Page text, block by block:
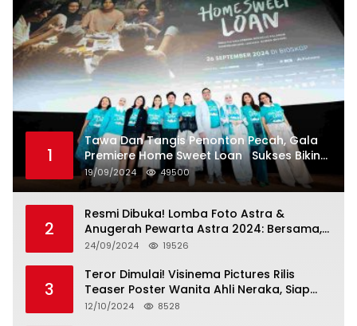
1
Tawa Dan Tangis Penonton Pecah, Gala
Premiere Home Sweet Loan Sukses Bikin
Penonton Lihat Diri Sendiri di Layar
19/09/2024 49500
2
Resmi Dibuka! Lomba Foto Astra &
Anugerah Pewarta Astra 2024: Bersama,
Berkarya, Berkelanjutan
24/09/2024 19526
3
Teror Dimulai! Visinema Pictures Rilis
Teaser Poster Wanita Ahli Neraka, Siap
Tayang di Bioskop 14 November 2024
12/10/2024 8528